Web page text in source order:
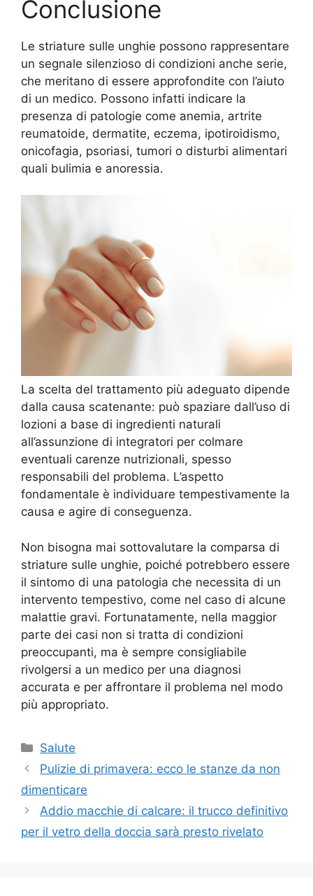
Conclusione
Le striature sulle unghie possono rappresentare
un segnale silenzioso di condizioni anche serie,
che meritano di essere approfondite con l’aiuto
di un medico. Possono infatti indicare la
presenza di patologie come anemia, artrite
reumatoide, dermatite, eczema, ipotiroidismo,
onicofagia, psoriasi, tumori o disturbi alimentari
quali bulimia e anoressia.
La scelta del trattamento più adeguato dipende
dalla causa scatenante: può spaziare dall’uso di
lozioni a base di ingredienti naturali
all’assunzione di integratori per colmare
eventuali carenze nutrizionali, spesso
responsabili del problema. L’aspetto
fondamentale è individuare tempestivamente la
causa e agire di conseguenza.
Non bisogna mai sottovalutare la comparsa di
striature sulle unghie, poiché potrebbero essere
il sintomo di una patologia che necessita di un
intervento tempestivo, come nel caso di alcune
malattie gravi. Fortunatamente, nella maggior
parte dei casi non si tratta di condizioni
preoccupanti, ma è sempre consigliabile
rivolgersi a un medico per una diagnosi
accurata e per affrontare il problema nel modo
più appropriato.
Categorie
Salute
Pulizie di primavera: ecco le stanze da non
dimenticare
Addio macchie di calcare: il trucco definitivo
per il vetro della doccia sarà presto rivelato